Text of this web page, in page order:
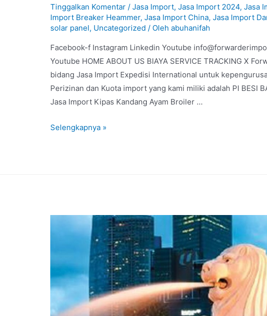
Tinggalkan Komentar /Jasa Import,Jasa Import 2024,Jasa
Import Breaker Heammer,Jasa Import China,Jasa Import
solar panel, Uncategorized / Olehabuhanifah
Facebook-f Instagram Linkedin Youtube
Youtube HOME ABOUT US BIAYA SERVICE TRACKING X
bidang Jasa Import Expedisi International untuk
Perizinan dan Kuota import yang kami miliki adalah PI BESI
Jasa Import Kipas Kandang Ayam Broiler …
Selengkapnya »